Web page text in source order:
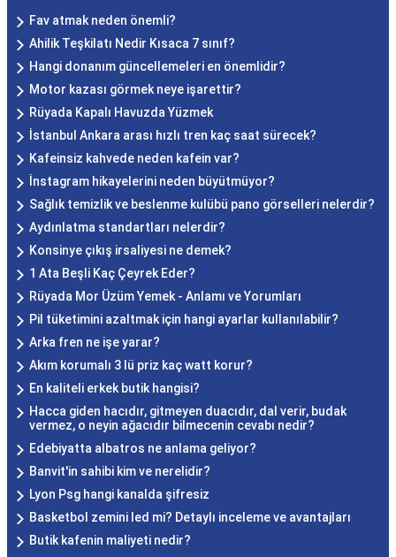
Fav atmak neden önemli?
Ahilik Teşkilatı Nedir Kısaca 7 sınıf?
Hangi donanım güncellemeleri en önemlidir?
Motor kazası görmek neye işarettir?
Rüyada Kapalı Havuzda Yüzmek
İstanbul Ankara arası hızlı tren kaç saat sürecek?
Kafeinsiz kahvede neden kafein var?
İnstagram hikayelerini neden büyütmüyor?
Sağlık temizlik ve beslenme kulübü pano görselleri nelerdir?
Aydınlatma standartları nelerdir?
Konsinye çıkış irsaliyesi ne demek?
1 Ata Beşli Kaç Çeyrek Eder?
Rüyada Mor Üzüm Yemek - Anlamı ve Yorumları
Pil tüketimini azaltmak için hangi ayarlar kullanılabilir?
Arka fren ne işe yarar?
Akım korumalı 3 lü priz kaç watt korur?
En kaliteli erkek butik hangisi?
Hacca giden hacıdır, gitmeyen duacıdır, dal verir, budak
vermez, o neyin ağacıdır bilmecenin cevabı nedir?
Edebiyatta albatros ne anlama geliyor?
Banvit'in sahibi kim ve nerelidir?
Lyon Psg hangi kanalda şifresiz
Basketbol zemini led mi? Detaylı inceleme ve avantajları
Butik kafenin maliyeti nedir?